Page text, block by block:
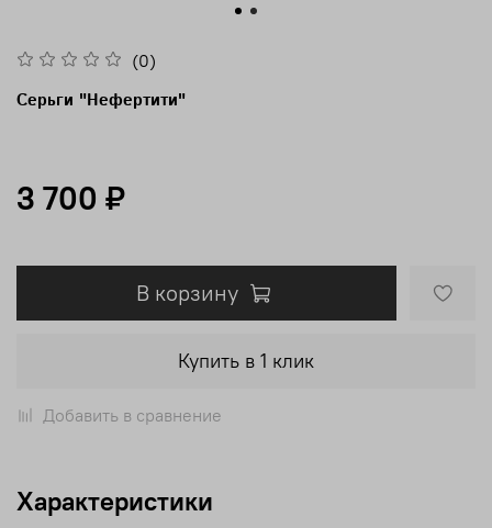
(0)
Серьги "Нефертити"
3 700 ₽
В корзину
Купить в 1 клик
Добавить в сравнение
Характеристики